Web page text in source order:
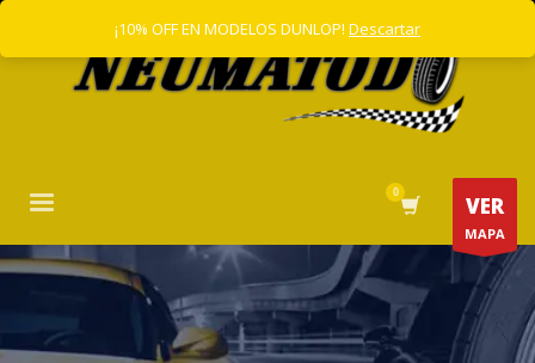
VER
MAPA
¡10% OFF EN MODELOS DUNLOP! Descartar